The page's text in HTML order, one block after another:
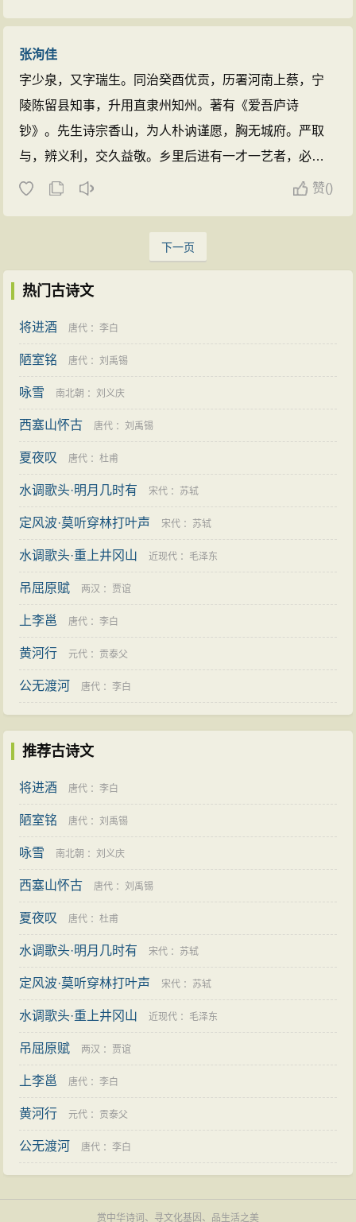
家、经学家、史地学家和音韵学家，
与黄宗羲、王夫之并称为明末清初
“三大儒”。其主要作品有《日知
录》、《天下郡国利病书》、《肇域
志》、《音学五书》、《韵补正》、
《亭林诗文集》等。 ...
张洵佳
字少泉，又字瑞生。同治癸酉优贡，历署河南上蔡，宁
陵陈留县知事，升用直隶州知州。著有《爱吾庐诗
钞》。先生诗宗香山，为人朴讷谨愿，胸无城府。严取
与，辨义利，交久益敬。乡里后进有一才一艺者，必为
之揄扬不置。需次汴垣，兼藉课徒自给，春秋榜发售者
日，终日堂皇，清理狱讼，不三月，囹圄一空。宁陵亦
然。调署陈留二年，学道爱人，宽猛相济，政绩尤著。
先生五十书怀诗有“两载民情水乳融”之句。年五十一，即
以外事，时论高之。 ...
赞()
下一页
热门古诗文
将进酒 唐代 ：李白
陋室铭 唐代 ：刘禹锡
咏雪 南北朝 ：刘义庆
西塞山怀古 唐代 ：刘禹锡
夏夜叹 唐代 ：杜甫
水调歌头·明月几时有 宋代 ： 苏轼
定风波·莫听穿林打叶声 宋代 ： 苏轼
水调歌头·重上井冈山 近现代 ： 毛泽东
吊屈原赋 两汉 ： 贾谊
上李邕 唐代 ：李白
黄河行 元代 ： 贡泰父
公无渡河 唐代 ：李白
推荐古诗文
将进酒 唐代 ：李白
陋室铭 唐代 ：刘禹锡
咏雪 南北朝 ：刘义庆
西塞山怀古 唐代 ：刘禹锡
夏夜叹 唐代 ：杜甫
水调歌头·明月几时有 宋代 ： 苏轼
定风波·莫听穿林打叶声 宋代 ： 苏轼
水调歌头·重上井冈山 近现代 ： 毛泽东
吊屈原赋 两汉 ： 贾谊
上李邕 唐代 ：李白
黄河行 元代 ： 贡泰父
公无渡河 唐代 ：李白
赏中华诗词、寻文化基因、品生活之美